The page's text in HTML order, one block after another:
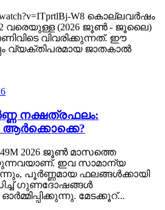
watch?v=ITprtlBj-W8 കൊല്ലവർഷം
വരെയുള്ള (2026 ജൂൺ - ജൂലൈ)
വിവരിക്കുന്നത്. ഈ
ജാതകാൽ
നക്ഷത്രഫലം:
2026 ജൂൺ മാസത്തെ
ഇവ സാമാന്യ
പൂർണ്ണമായ ഫലങ്ങൾക്കായി
ഗുണദോഷങ്ങൾ
മേടക്കൂറ്...